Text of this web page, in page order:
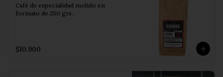
Café de especialidad molido en
formato de 250 grs.
$10.900